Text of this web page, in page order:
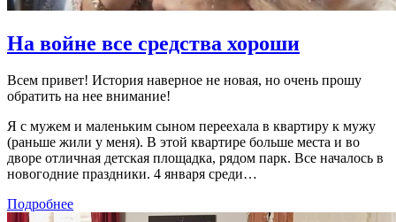
На войне все средства хороши
Всем привет! История наверное не новая, но очень прошу
обратить на нее внимание!
Я с мужем и маленьким сыном переехала в квартиру к мужу
(раньше жили у меня). В этой квартире больше места и во
дворе отличная детская площадка, рядом парк. Все началось в
новогодние праздники. 4 января среди…
Подробнее